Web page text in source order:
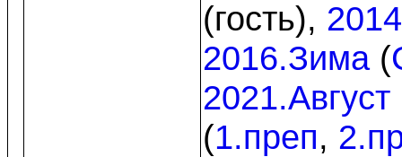
(гость),
2016.Зима(
2021.Август
(1.преп,